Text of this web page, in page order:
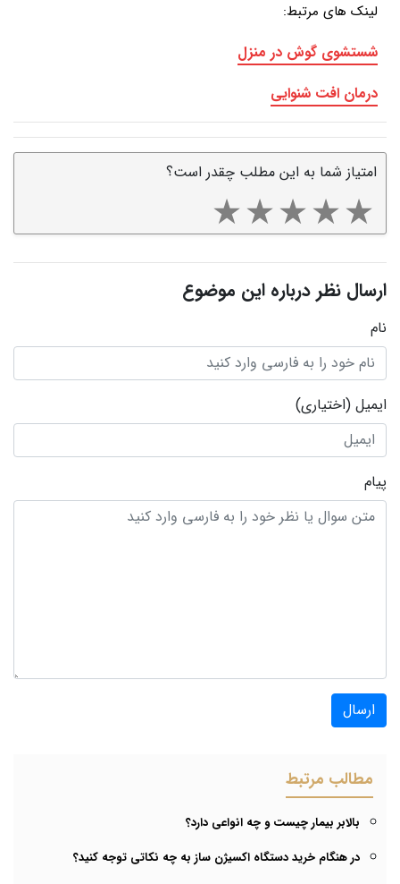
لینک های مرتبط:
شستشوی گوش در منزل
درمان افت شنوایی
امتیاز شما به این مطلب چقدر است؟
ارسال نظر درباره این موضوع
نام
ایمیل (اختیاری)
پیام
ارسال
مطالب مرتبط
بالابر بیمار چیست و چه انواعی دارد؟
در هنگام خرید دستگاه اکسیژن ساز به چه نکاتی توجه کنید؟